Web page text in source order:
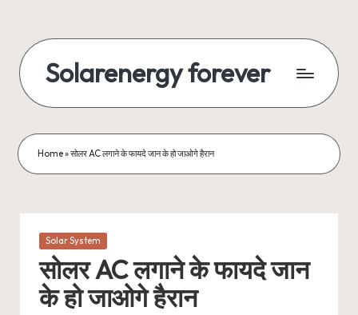
content
Solarenergy forever
बिजली
Home»सोलर AC लगाने के फायदे जान के हो जाओगे हैरान
Posted
Solar System
सोलर AC लगाने के फायदे जान
के हो जाओगे हैरान